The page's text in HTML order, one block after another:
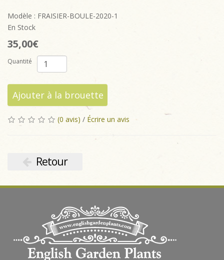
Modèle : FRAISIER-BOULE-2020-1
En Stock
35,00€
Quantité
Ajouter à la brouette
(0 avis) / Écrire un avis
Retour